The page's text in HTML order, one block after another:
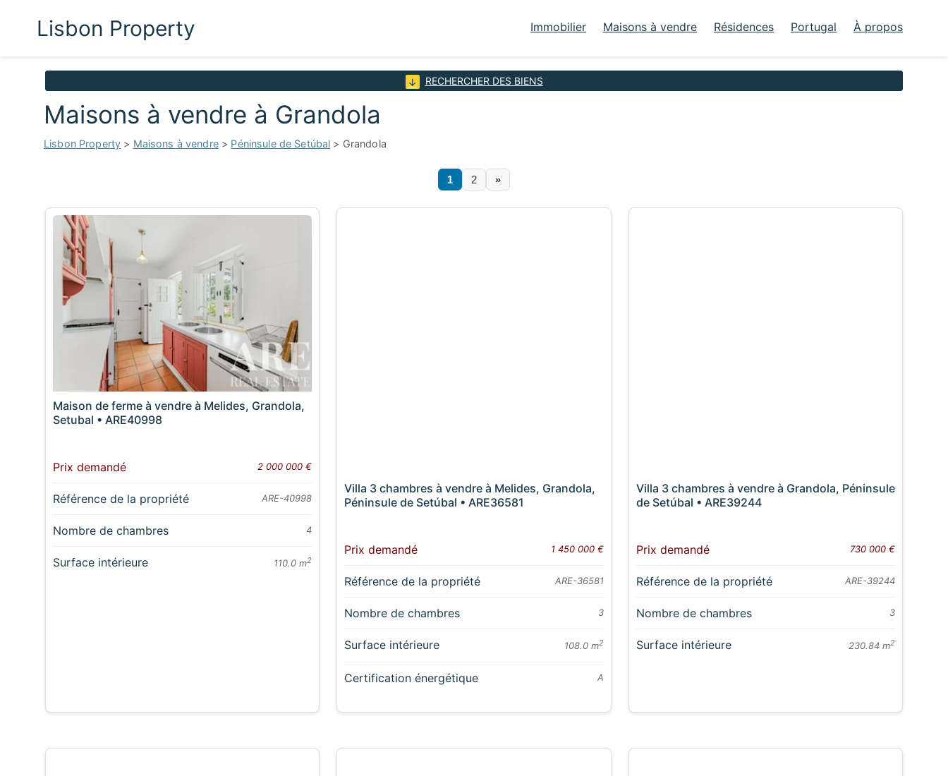
Lisbon Property Immobilier Maisons à vendre Résidences Portugal À propos
RECHERCHER DES BIENS
Maisons à vendre à Grandola
Lisbon Property > Maisons à vendre> Péninsule de Setúbal > Grandola
1 2 »
Maison de ferme à vendre à Melides, Grandola,
Setubal • ARE40998
Prix demandé 2 000 000 €
Référence de la propriété ARE-40998
Nombre de chambres 4
Surface intérieure 110.0 m2
Villa 3 chambres à vendre à Melides, Grandola,
Péninsule de Setúbal • ARE36581
Prix demandé 1 450 000 €
Référence de la propriété ARE-36581
Nombre de chambres 3
Surface intérieure 108.0 m2
Certification énergétique A
Villa 3 chambres à vendre à Grandola, Péninsule
de Setúbal • ARE39244
Prix demandé 730 000 €
Référence de la propriété ARE-39244
Nombre de chambres 3
Surface intérieure 230.84 m2